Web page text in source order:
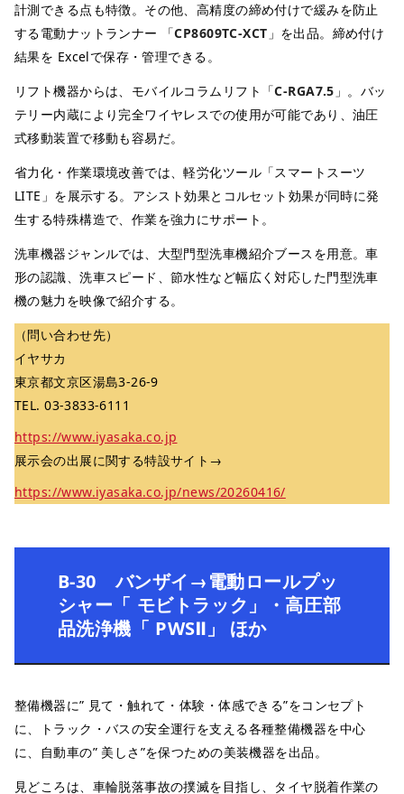
計測できる点も特徴。その他、高精度の締め付けで緩みを防止
する電動ナットランナー 「CP8609TC-XCT 」を出品。締め付け
結果を Excelで保存・管理できる。
リフト機器からは、モバイルコラムリフト「C-RGA7.5 」。バッ
テリー内蔵により完全ワイヤレスでの使用が可能であり、油圧
式移動装置で移動も容易だ。
省力化・作業環境改善では、軽労化ツール「スマートスーツ
LITE」を展示する。アシスト効果とコルセット効果が同時に発
生する特殊構造で、作業を強力にサポート。
洗車機器ジャンルでは、大型門型洗車機紹介ブースを用意。車
形の認識、洗車スピード、節水性など幅広く対応した門型洗車
機の魅力を映像で紹介する。
（問い合わせ先）
イヤサカ
東京都文京区湯島3-26-9
TEL. 03-3833-6111
https://www.iyasaka.co.jp
展示会の出展に関する特設サイト→
https://www.iyasaka.co.jp/news/20260416/
B-30 バンザイ→電動ロールプッ
シャー「 モビトラック」・高圧部
品洗浄機「 PWSⅡ」 ほか
整備機器に” 見て・触れて・体験・体感できる”をコンセプト
に、トラック・バスの安全運行を支える各種整備機器を中心
に、自動車の” 美しさ”を保つための美装機器を出品。
見どころは、車輪脱落事故の撲滅を目指し、タイヤ脱着作業の